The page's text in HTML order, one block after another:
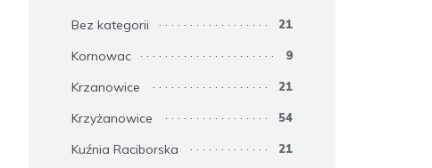
Bez kategorii 21
Kornowac 9
Krzanowice 21
Krzyżanowice 54
Kuźnia Raciborska 21